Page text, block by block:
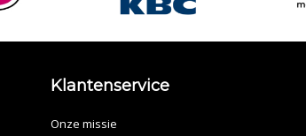
Klantenservice
Onze missie